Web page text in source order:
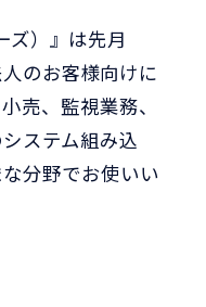
ズ）』は先月
のお客様向けに
売、監視業務、
ステム組み込
分野でお使いい